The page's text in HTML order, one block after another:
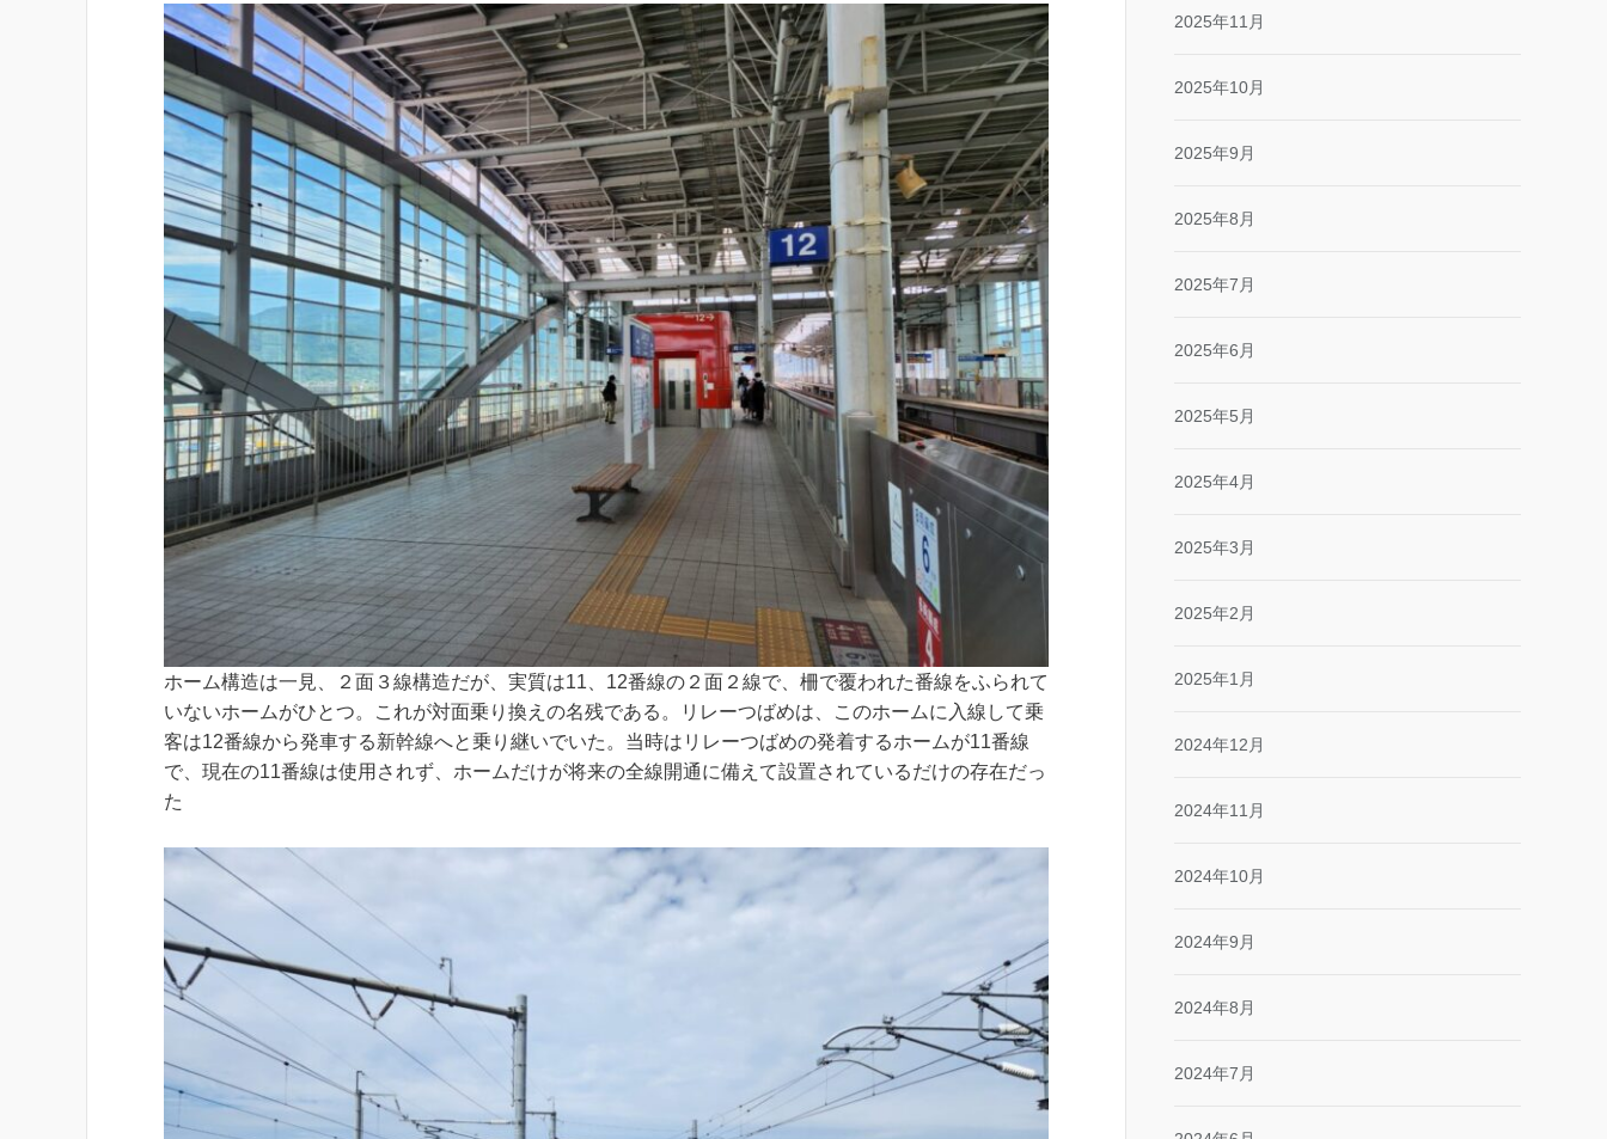
ホーム構造は一見、２面３線構造だが、実質は11、12番線の２面２線で、柵で覆われた番線をふられて
いないホームがひとつ。これが対面乗り換えの名残である。リレーつばめは、このホームに入線して乗
客は12番線から発車する新幹線へと乗り継いでいた。当時はリレーつばめの発着するホームが11番線
で、現在の11番線は使用されず、ホームだけが将来の全線開通に備えて設置されているだけの存在だっ
た
2025年11月
2025年10月
2025年9月
2025年8月
2025年7月
2025年6月
2025年5月
2025年4月
2025年3月
2025年2月
2025年1月
2024年12月
2024年11月
2024年10月
2024年9月
2024年8月
2024年7月